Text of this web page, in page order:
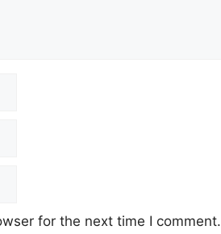
for the next time I comment.